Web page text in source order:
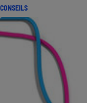
CONSEILS